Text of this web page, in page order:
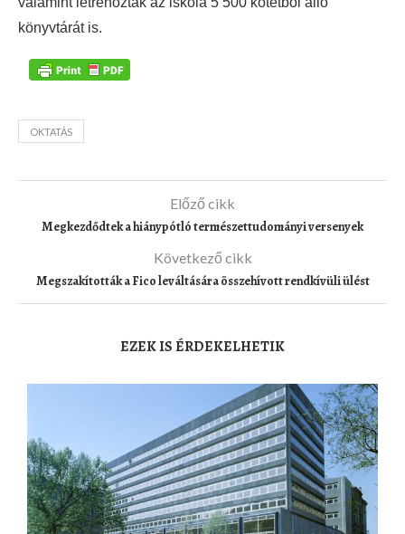
könyvtárát is.
OKTATÁS
Előző cikk
Megkezdődtek a hiánypótló természettudományi versenyek
Következő cikk
Megszakították a Fico leváltására összehívott rendkívüli ülést
EZEK IS ÉRDEKELHETIK